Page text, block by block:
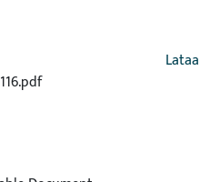
Lataa